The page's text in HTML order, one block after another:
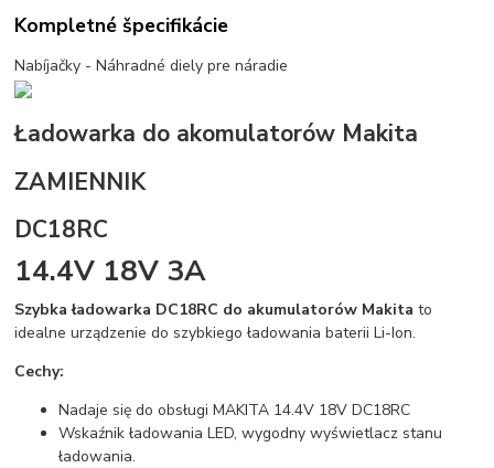
Kompletné špecifikácie
Nabíjačky - Náhradné diely pre náradie
Ładowarka do akomulatorów Makita
ZAMIENNIK
DC18RC
14.4V 18V 3A
Szybka ładowarka DC18RC do akumulatorów Makita to
idealne urządzenie do szybkiego ładowania baterii Li-Ion.
Cechy:
Nadaje się do obsługi MAKITA 14.4V 18V DC18RC
Wskaźnik ładowania LED, wygodny wyświetlacz stanu
ładowania.